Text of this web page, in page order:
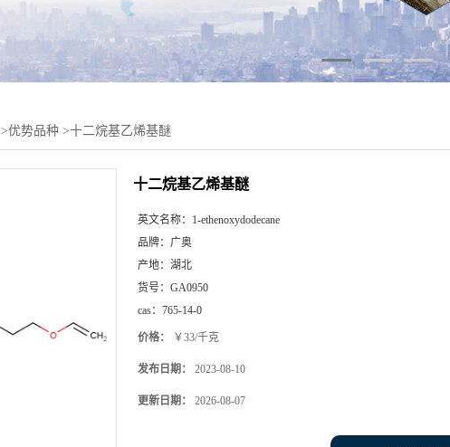
>优势品种 >十二烷基乙烯基醚
十二烷基乙烯基醚
英文名称： 1-ethenoxydodecane
品牌： 广奥
产地： 湖北
货号： GA0950
cas： 765-14-0
价格： ￥33/千克
发布日期： 2023-08-10
更新日期： 2026-08-07